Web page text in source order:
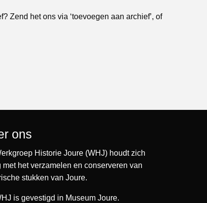
Zend het ons via ‘toevoegen aan archief’, of
ons
Historie Joure (WHJ) houdt zich
met het verzamelen en conserveren van
stukken van Joure.
is gevestigd in Museum Joure.